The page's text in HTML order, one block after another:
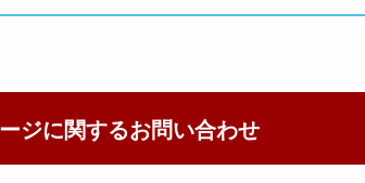
ジに関するお問い合わせ